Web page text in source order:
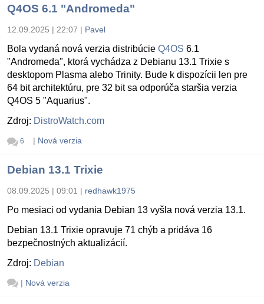
Q4OS 6.1 "Andromeda"
12.09.2025 | 22:07 | Pavel
Bola vydaná nová verzia distribúcie Q4OS 6.1
"Andromeda", ktorá vychádza z Debianu 13.1 Trixie s
desktopom Plasma alebo Trinity. Bude k dispozícii len pre
64 bit architektúru, pre 32 bit sa odporúča staršia verzia
Q4OS 5 "Aquarius".
Zdroj: DistroWatch.com
6 | Nová verzia
Debian 13.1 Trixie
08.09.2025 | 09:01 | redhawk1975
Po mesiaci od vydania Debian 13 vyšla nová verzia 13.1.
Debian 13.1 Trixie opravuje 71 chýb a pridáva 16
bezpečnostných aktualizácií.
Zdroj: Debian
| Nová verzia